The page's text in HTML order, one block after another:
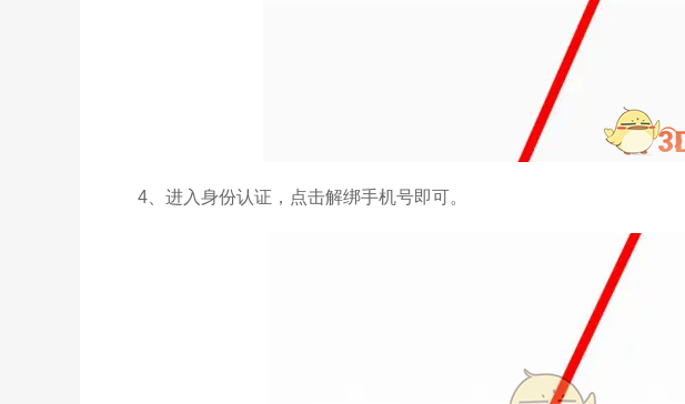
4、进入身份认证，点击解绑手机号即可。